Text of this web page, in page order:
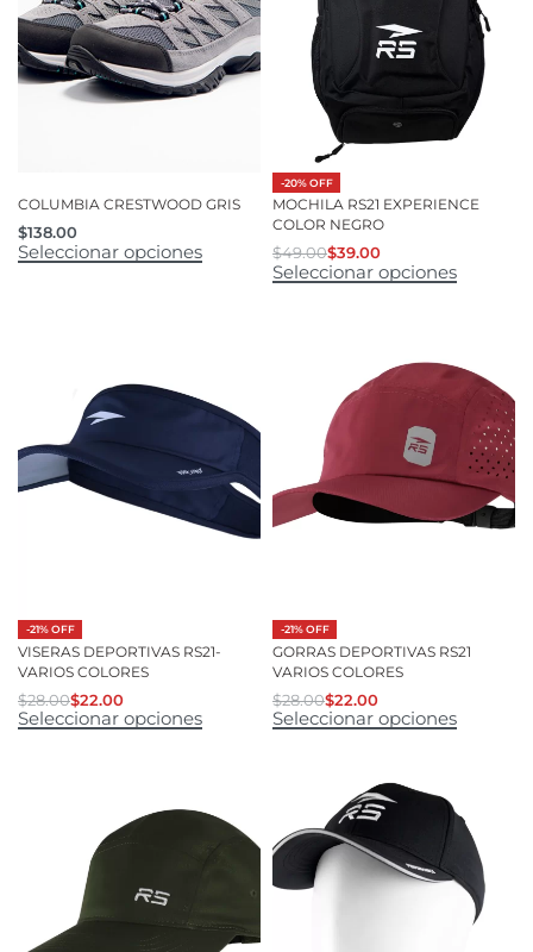
COLUMBIA CRESTWOOD GRIS
$138.00
Seleccionar opciones
-20% OFF
MOCHILA RS21 EXPERIENCE
COLOR NEGRO
$49.00$39.00
Seleccionar opciones
-21% OFF
VISERAS DEPORTIVAS RS21-
VARIOS COLORES
$28.00$22.00
Seleccionar opciones
-21% OFF
GORRAS DEPORTIVAS RS21
VARIOS COLORES
$28.00$22.00
Seleccionar opciones